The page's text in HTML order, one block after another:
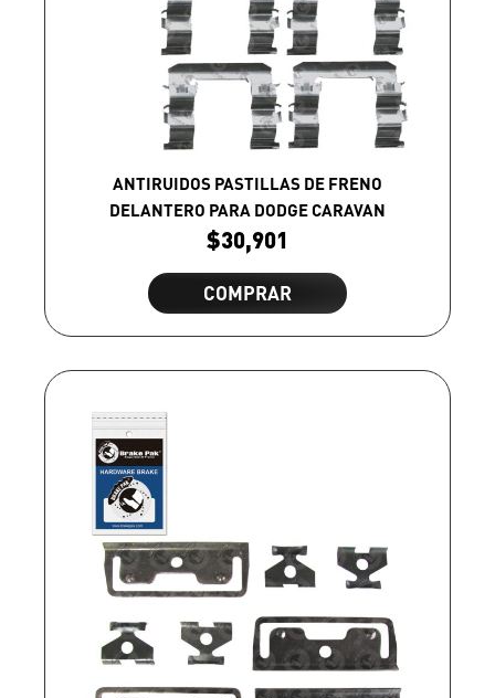
ANTIRUIDOS PASTILLAS DE FRENO
DELANTERO PARA DODGE CARAVAN
$30,901
COMPRAR